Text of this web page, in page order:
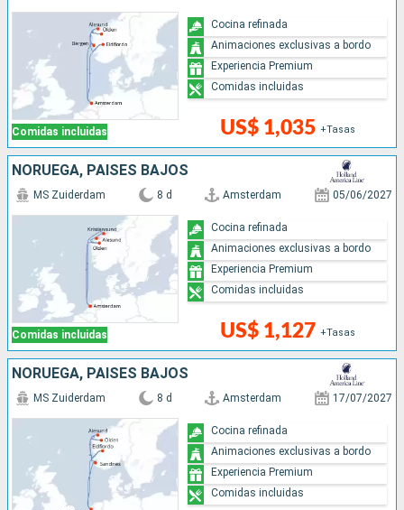
Comidas incluidas US$ 1,035 +Tasas
Cocina refinada
Animaciones exclusivas a bordo
Experiencia Premium
Comidas incluidas
NORUEGA, PAISES BAJOS
Comidas incluidas
MS Zuiderdam 8 d Amsterdam 05/06/2027
US$ 1,127 +Tasas
Cocina refinada
Animaciones exclusivas a bordo
Experiencia Premium
Comidas incluidas
NORUEGA, PAISES BAJOS
MS Zuiderdam 8 d Amsterdam 17/07/2027
Cocina refinada
Animaciones exclusivas a bordo
Experiencia Premium
Comidas incluidas